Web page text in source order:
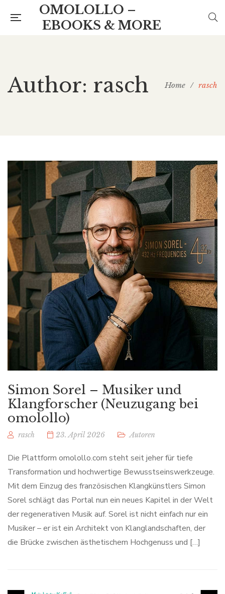
OMOLOLLO –
EBOOKS & MORE
Author: rasch Home / rasch
Simon Sorel – Musiker und
Klangforscher (Neuzugang bei
omolollo)
rasch 23. April 2026 Autoren
Die Plattform omolollo.com steht seit jeher für tiefe
Transformation und hochwertige Bewusstseinswerkzeuge.
Mit dem Einzug des französischen Klangkünstlers Simon
Sorel schlägt das Portal nun ein neues Kapitel in der Welt
der regenerativen Musik auf. Sorel ist nicht einfach nur ein
Musiker – er ist ein Architekt von Klanglandschaften, der
die Brücke zwischen ästhetischem Hochgenuss und […]